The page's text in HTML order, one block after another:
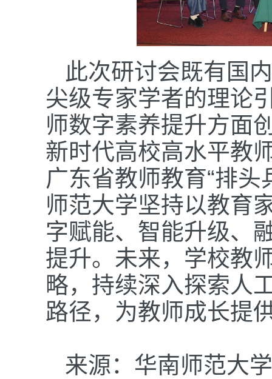
此次研讨会既有国
尖级专家学者的理论
师数字素养提升方面
新时代高校高水平教
广东省教师教育“排头
师范大学坚持以教育
字赋能、智能升级、
提升。未来，学校教
略，持续深入探索人
路径，为教师成长提
来源：华南师范大